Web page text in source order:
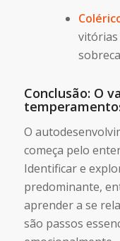
vitórias
Conclusão: O
O
começa pelo
Identificar e
predominante,
aprender a se
são passos